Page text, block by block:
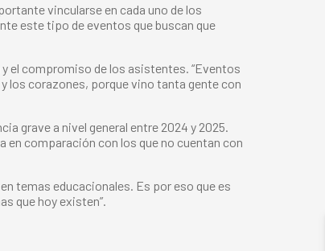
vincularse en cada uno de los
este tipo de eventos que buscan que
el compromiso de los asistentes. “Eventos
los corazones, porque vino tanta gente con
grave a nivel general entre 2024 y 2025.
comparación con los que no cuentan con
temas educacionales. Es por eso que es
que hoy existen”.